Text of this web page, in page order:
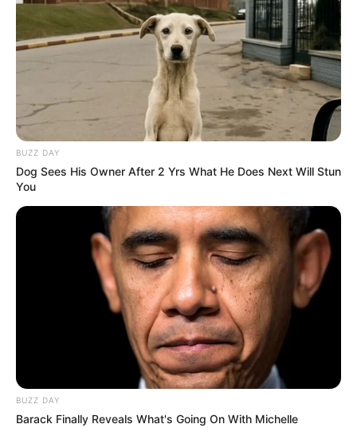
Nyimas Ratu Rafa
BUZZ DAY
Dog Sees His Owner After 2 Yrs What He Does Next Will Stun
You
BUZZ DAY
Barack Finally Reveals What's Going On With Michelle